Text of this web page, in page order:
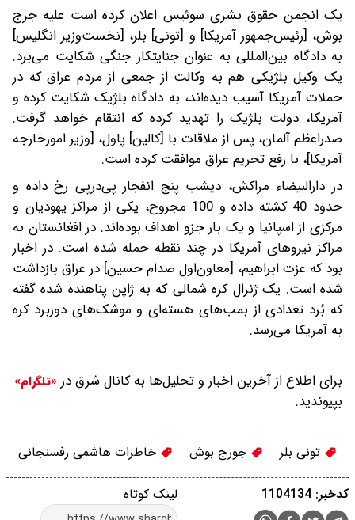
یک انجمن حقوق بشری سوئیس اعلان کرده است علیه جرج‌
بوش، [رئیس‌جمهور آمریکا] و [تونی] بلر، [نخست‌وزیر انگلیس]
به دادگاه بین‌المللی به عنوان جنایتکار جنگی شکایت می‌برد.
یک وکیل بلژیکی هم به وکالت از جمعی از مردم عراق که در
حملات آمریکا آسیب دیده‌اند، به دادگاه بلژیک شکایت کرده و
آمریکا، دولت بلژیک را تهدید کرده‌ که انتقام خواهد گرفت.
صدراعظم آلمان، پس از ملاقات با [کالین] پاول، [وزیر امورخارجه
آمریکا]، با رفع تحریم عراق موافقت‌ کرده است.
در دارالبیضاء مراکش، دیشب پنج انفجار پی‌درپی رخ داده و
حدود 40 کشته داده و 100 مجروح، یکی از مراکز یهودیان و
مرکزی از اسپانیا و یک بار جزو اهداف بوده‌اند. در افغانستان به
مراکز نیروهای آمریکا در چند نقطه حمله شده است. در اخبار
بود که عزت ابراهیم، [معاون‌اول صدام حسین] در عراق بازداشت
شده است. یک ژنرال کره شمالی‌ که به ژاپن پناهنده شده گفته‌
که بُرد تعدادی از بمب‌های هسته‌ای و موشک‌های دوربرد کره
به آمریکا می‌رسد.
برای اطلاع از آخرین اخبار و تحلیل‌ها به کانال شرق در «تلگرام»
بپیوندید.
تونی بلر جورج بوش خاطرات هاشمی رفسنجانی
لینک کوتاه کدخبر: 1104134